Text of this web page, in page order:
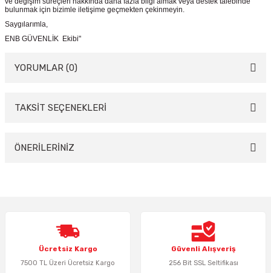
bulunmak için bizimle iletişime geçmekten çekinmeyin.
Saygılarımla,
ENB GÜVENLİK Ekibi"
YORUMLAR (0)
Bu ürüne ilk yorumu siz yapın!
TAKSİT SEÇENEKLERİ
ÖNERİLERİNİZ
Ürün resmi kalitesiz, bozuk veya görüntülenemiyor.
Ürün açıklamasında eksik bilgiler bulunuyor.
Ürün bilgilerinde hatalar bulunuyor.
Ücretsiz Kargo
7500 TL Üzeri Ücretsiz Kargo
Güvenli Alışveriş
256 Bit SSL Seltifikası